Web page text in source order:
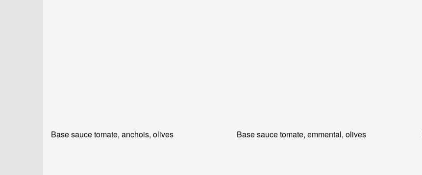
Base sauce tomate, anchois, olives Base sauce tomate, emmental, olives